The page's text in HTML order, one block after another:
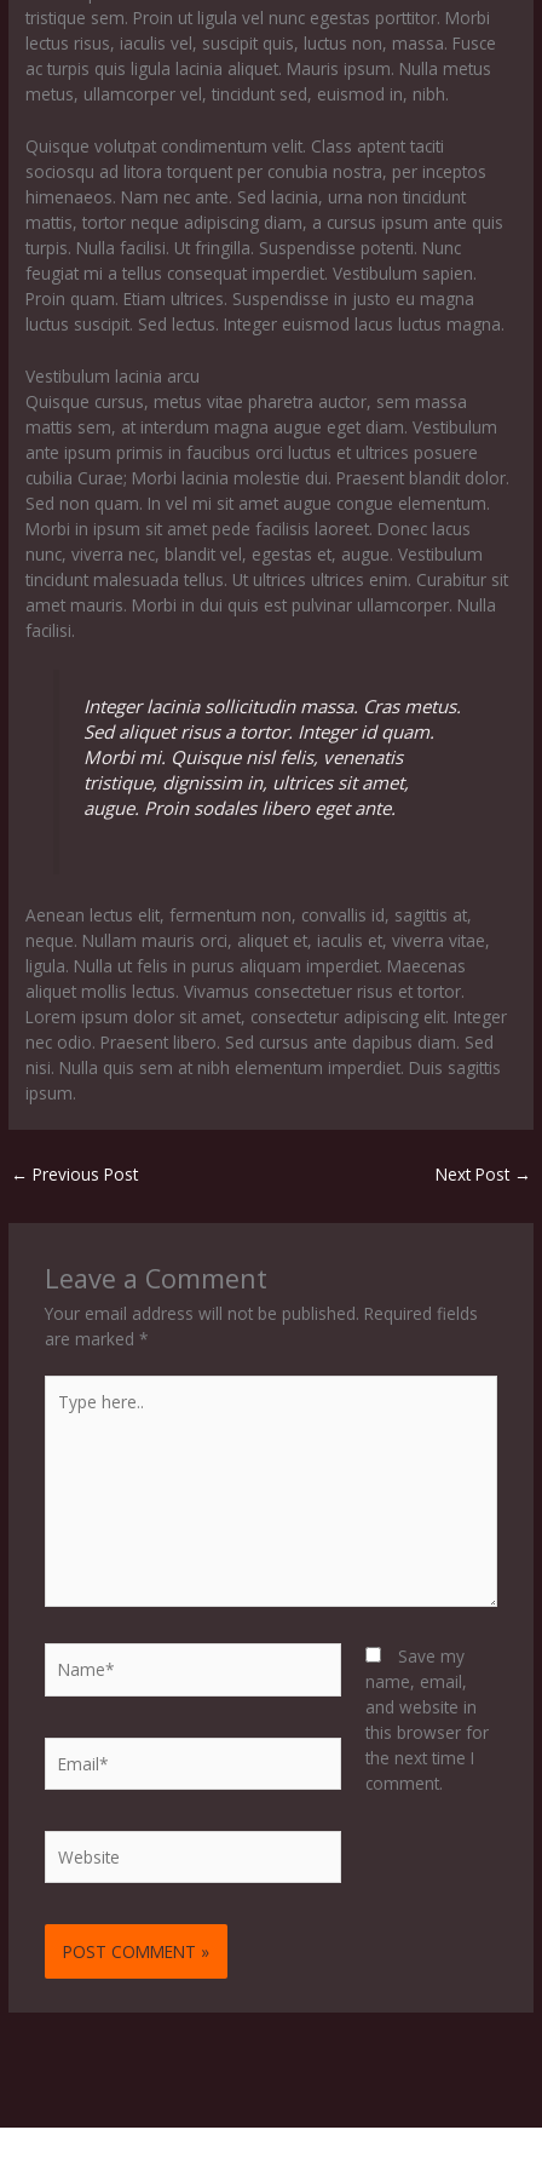
tristique sem. Proin ut ligula vel nunc egestas porttitor. Morbi
lectus risus, iaculis vel, suscipit quis, luctus non, massa. Fusce
ac turpis quis ligula lacinia aliquet. Mauris ipsum. Nulla metus
metus, ullamcorper vel, tincidunt sed, euismod in, nibh.
Quisque volutpat condimentum velit. Class aptent taciti
sociosqu ad litora torquent per conubia nostra, per inceptos
himenaeos. Nam nec ante. Sed lacinia, urna non tincidunt
mattis, tortor neque adipiscing diam, a cursus ipsum ante quis
turpis. Nulla facilisi. Ut fringilla. Suspendisse potenti. Nunc
feugiat mi a tellus consequat imperdiet. Vestibulum sapien.
Proin quam. Etiam ultrices. Suspendisse in justo eu magna
luctus suscipit. Sed lectus. Integer euismod lacus luctus magna.
Vestibulum lacinia arcu
Quisque cursus, metus vitae pharetra auctor, sem massa
mattis sem, at interdum magna augue eget diam. Vestibulum
ante ipsum primis in faucibus orci luctus et ultrices posuere
cubilia Curae; Morbi lacinia molestie dui. Praesent blandit dolor.
Sed non quam. In vel mi sit amet augue congue elementum.
Morbi in ipsum sit amet pede facilisis laoreet. Donec lacus
nunc, viverra nec, blandit vel, egestas et, augue. Vestibulum
tincidunt malesuada tellus. Ut ultrices ultrices enim. Curabitur sit
amet mauris. Morbi in dui quis est pulvinar ullamcorper. Nulla
facilisi.
Integer lacinia sollicitudin massa. Cras metus.
Sed aliquet risus a tortor. Integer id quam.
Morbi mi. Quisque nisl felis, venenatis
tristique, dignissim in, ultrices sit amet,
augue. Proin sodales libero eget ante.
Aenean lectus elit, fermentum non, convallis id, sagittis at,
neque. Nullam mauris orci, aliquet et, iaculis et, viverra vitae,
ligula. Nulla ut felis in purus aliquam imperdiet. Maecenas
aliquet mollis lectus. Vivamus consectetuer risus et tortor.
Lorem ipsum dolor sit amet, consectetur adipiscing elit. Integer
nec odio. Praesent libero. Sed cursus ante dapibus diam. Sed
nisi. Nulla quis sem at nibh elementum imperdiet. Duis sagittis
ipsum.
← Previous Post Next Post →
Leave a Comment
Your email address will not be published. Required fields
are marked *
here..
Save my
name, email,
and website in
this browser for
the next time I
comment.